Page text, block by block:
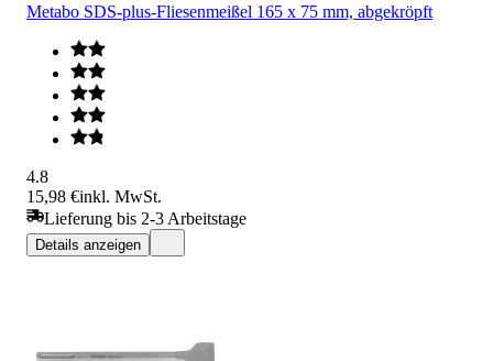
Metabo SDS-plus-Fliesenmeißel 165 x 75 mm, abgekröpft
4.8
15,98 €inkl. MwSt.
Lieferung bis 2-3 Arbeitstage
Details anzeigen